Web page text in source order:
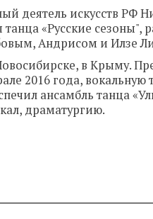
деятель искусств РФ
«Русские
Андрисом и Илзе
в Крыму.
2016 года, вокальную
ансамбль танца
драматургию.